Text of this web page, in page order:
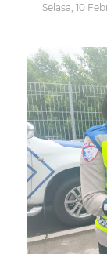
Selasa, 10